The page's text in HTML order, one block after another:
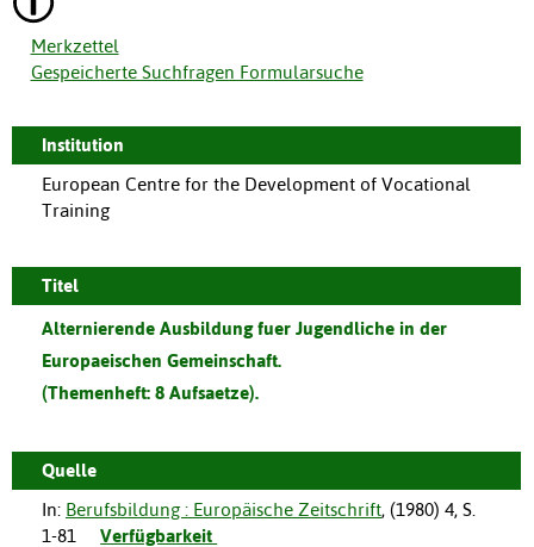
Merkzettel
Gespeicherte Suchfragen Formularsuche
Institution
European Centre for the Development of Vocational
Training
Titel
Alternierende Ausbildung fuer Jugendliche in der
Europaeischen Gemeinschaft.
(Themenheft: 8 Aufsaetze).
Quelle
In: Berufsbildung : Europäische Zeitschrift, (1980) 4, S.
1-81
Verfügbarkeit